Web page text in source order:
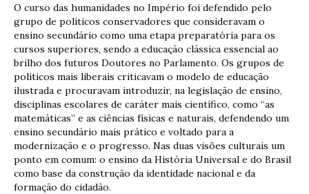
O curso das humanidades no Império foi defendido pelo
grupo de políticos conservadores que consideravam o
ensino secundário como uma etapa preparatória para os
cursos superiores, sendo a educação clássica essencial ao
brilho dos futuros Doutores no Parlamento. Os grupos de
políticos mais liberais criticavam o modelo de educação
ilustrada e procuravam introduzir, na legislação de ensino,
disciplinas escolares de caráter mais científico, como “as
matemáticas” e as ciências físicas e naturais, defendendo um
ensino secundário mais prático e voltado para a
modernização e o progresso. Nas duas visões culturais um
ponto em comum: o ensino da História Universal e do Brasil
como base da construção da identidade nacional e da
formação do cidadão.